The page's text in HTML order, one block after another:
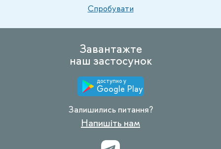
Спробувати
Завантажте
наш застосунок
доступно у
Google Play
Залишились питання?
Напишіть нам